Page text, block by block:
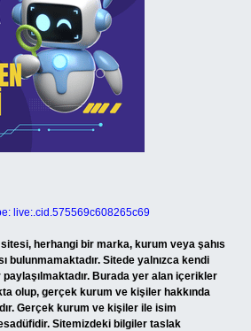
live:.cid.575569c608265c69
herhangi bir marka, kurum veya şahıs
bulunmamaktadır. Sitede yalnızca kendi
paylaşılmaktadır. Burada yer alan içerikler
olup, gerçek kurum ve kişiler hakkında
Gerçek kurum ve kişiler ile isim
Sitemizdeki bilgiler taslak